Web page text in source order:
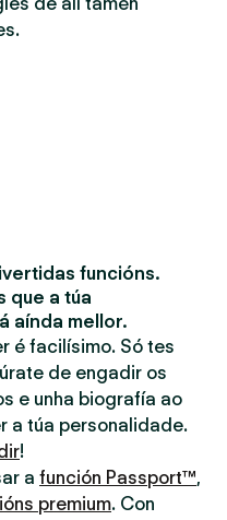
funcións.
que a túa
aínda mellor.
é facilísimo. Só tes
de engadir os
e unha biografía ao
a túa personalidade.
!
a función Passport™,
premium. Con